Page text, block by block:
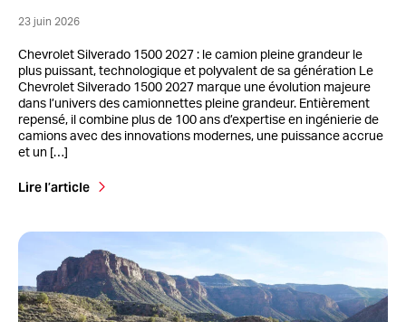
23 juin 2026
Chevrolet Silverado 1500 2027 : le camion pleine grandeur le
plus puissant, technologique et polyvalent de sa génération Le
Chevrolet Silverado 1500 2027 marque une évolution majeure
dans l’univers des camionnettes pleine grandeur. Entièrement
repensé, il combine plus de 100 ans d’expertise en ingénierie de
camions avec des innovations modernes, une puissance accrue
et un […]
Lire l’article